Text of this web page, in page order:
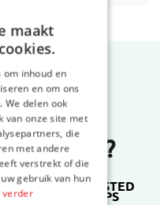
klanten?
de 5 sterren TRUSTED
SHOPS
maakt
om inhoud en
en om ons
We delen ook
van onze site met
die
met andere
verstrekt of die
gebruik van hun
verder